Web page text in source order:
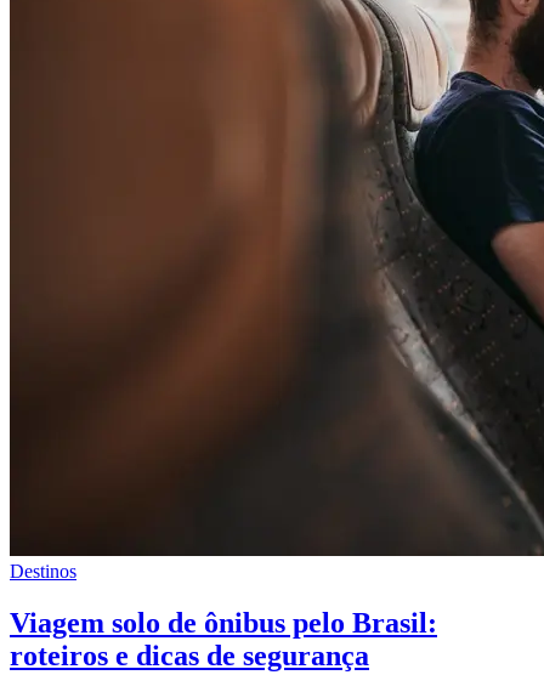
Destinos
Viagem solo de ônibus pelo Brasil:
roteiros e dicas de segurança